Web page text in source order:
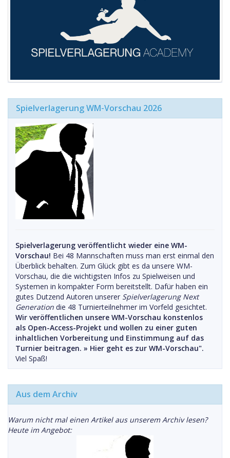
Spielverlagerung WM-Vorschau 2026
Spielverlagerung veröffentlicht wieder eine WM-
Vorschau! Bei 48 Mannschaften muss man erst einmal den
Überblick behalten. Zum Glück gibt es da unsere WM-
Vorschau, die die wichtigsten Infos zu Spielweisen und
Systemen in kompakter Form bereitstellt. Dafür haben ein
gutes Dutzend Autoren unserer Spielverlagerung Next
Generation die 48 Turnierteilnehmer im Vorfeld gesichtet.
Wir veröffentlichen unsere WM-Vorschau konstenlos
als Open-Access-Projekt und wollen zu einer guten
inhaltlichen Vorbereitung und Einstimmung auf das
Turnier beitragen. » Hier geht es zur WM-Vorschau".
Viel Spaß!
Aus dem Archiv
Warum nicht mal einen Artikel aus unserem Archiv lesen?
Heute im Angebot: